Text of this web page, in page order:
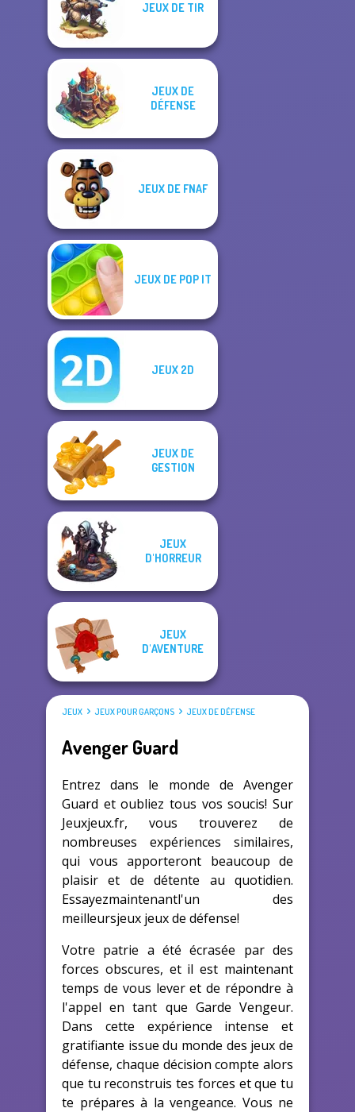
Bloons Tower
Defense
Noob vs Pro
JEUX DE TIR
JEUX DE
DÉFENSE
JEUX DE FNAF
JEUX DE POP IT
JEUX 2D
JEUX DE
GESTION
JEUX
D'HORREUR
JEUX
D'AVENTURE
JEUX JEUX POUR GARÇONS JEUX DE DÉFENSE
Avenger Guard
Entrez dans le monde de Avenger
Guard et oubliez tous vos soucis! Sur
Jeuxjeux.fr, vous trouverez de
nombreuses expériences similaires,
qui vous apporteront beaucoup de
plaisir et de détente au quotidien.
Essayezmaintenantl'un des
meilleursjeux jeux de défense!
Votre patrie a été écrasée par des
forces obscures, et il est maintenant
temps de vous lever et de répondre à
l'appel en tant que Garde Vengeur.
Dans cette expérience intense et
gratifiante issue du monde des jeux de
défense, chaque décision compte alors
que tu reconstruis tes forces et que tu
te prépares à la vengeance. Vous ne